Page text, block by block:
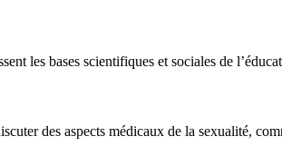
les bases scientifiques et sociales de
des aspects médicaux de la sexualité,